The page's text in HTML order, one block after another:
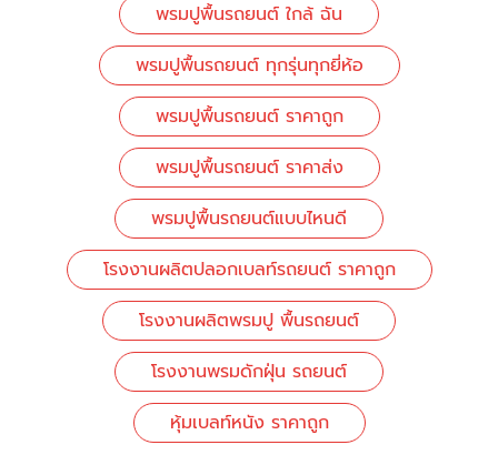
พรมปูพื้นรถยนต์ ใกล้ ฉัน
พรมปูพื้นรถยนต์ ทุกรุ่นทุกยี่ห้อ
พรมปูพื้นรถยนต์ ราคาถูก
พรมปูพื้นรถยนต์ ราคาส่ง
พรมปูพื้นรถยนต์แบบไหนดี
โรงงานผลิตปลอกเบลท์รถยนต์ ราคาถูก
โรงงานผลิตพรมปู พื้นรถยนต์
โรงงานพรมดักฝุ่น รถยนต์
หุ้มเบลท์หนัง ราคาถูก